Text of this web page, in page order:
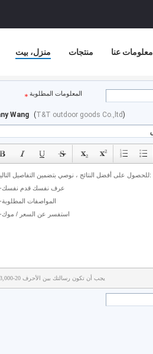
منزل، بيت منتجات معلومات عنا
المعلومات المطلوبة
Wang (T&T outdoor goods Co.,ltd)
يجب أن تكون رسالتك بين الأحرف 20-3,000!